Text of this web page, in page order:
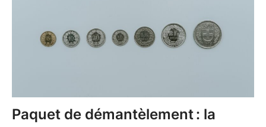
Paquet de démantèlement : la